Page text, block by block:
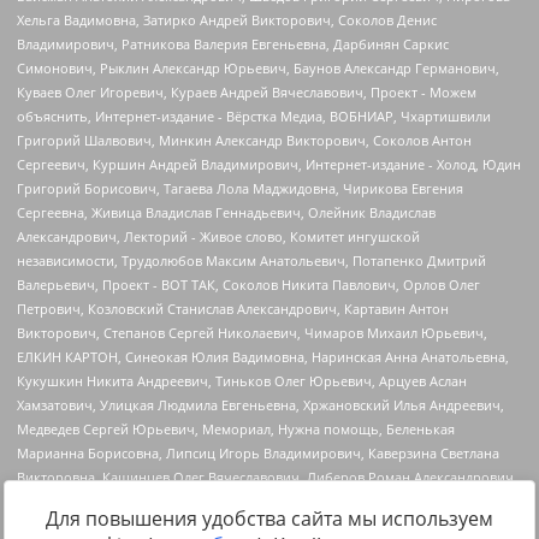
Для повышения удобства сайта мы используем